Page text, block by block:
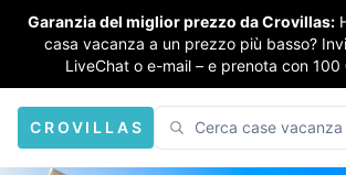
Garanzia del miglior prezzo da Crovillas:
casa vacanza a un prezzo più basso?
LiveChat o e-mail – e prenota con
CROVILLAS